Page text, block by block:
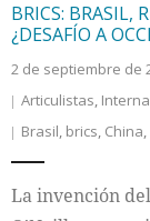
BRICS: BRASIL,
¿DESAFÍO A
2 de septiembre de
Articulistas,
Brasil, brics, China,
La invención